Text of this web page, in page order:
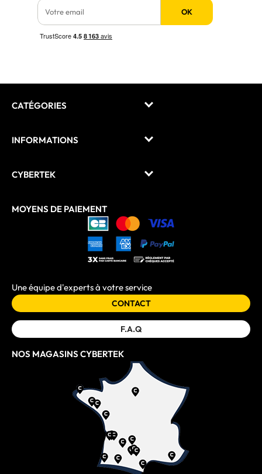
OK
CATÉGORIES
INFORMATIONS
CYBERTEK
MOYENS DE PAIEMENT
Une équipe d'experts à votre service
CONTACT
F.A.Q
NOS MAGASINS CYBERTEK